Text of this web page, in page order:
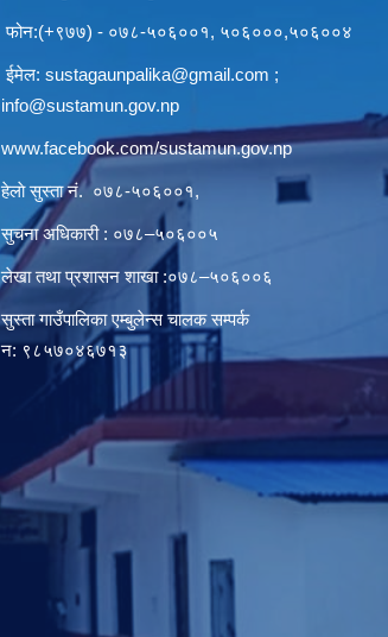
फोन:(+९७७) - ०७८-५०६००१, ५०६०००,५०६००४
ईमेल: sustagaunpalika@gmail.com ;
info@sustamun.gov.np
www.facebook.com/sustamun.gov.np
हेलाे सुस्ता नं.०७८-५०६००१,
सुचना अधिकारी : ०७८–५०६००५
लेखा तथा प्रशासन शाखा :०७८–५०६००६
सुस्ता गाउँपालिका एम्बुलेन्स चालक सम्पर्क
न‌‍: ९८५७०४६७१३